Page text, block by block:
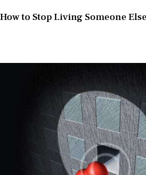
How to Stop Living Someone